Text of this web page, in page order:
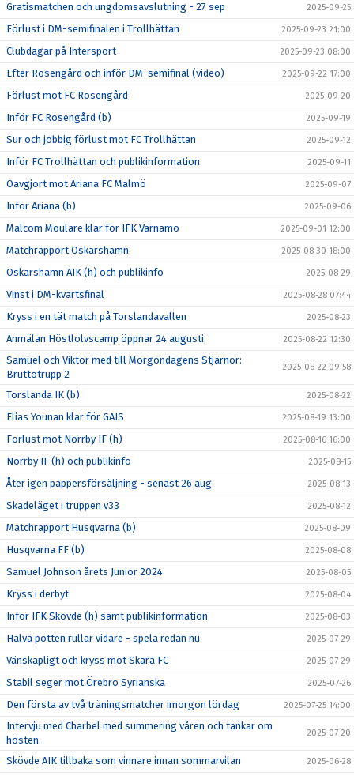
Gratismatchen och ungdomsavslutning - 27 sep 2025-09-25
Förlust i DM-semifinalen i Trollhättan 2025-09-23 21:00
Clubdagar på Intersport 2025-09-23 08:00
Efter Rosengård och inför DM-semifinal (video) 2025-09-22 17:00
Förlust mot FC Rosengård 2025-09-20
Inför FC Rosengård (b) 2025-09-19
Sur och jobbig förlust mot FC Trollhättan 2025-09-12
Inför FC Trollhättan och publikinformation 2025-09-11
Oavgjort mot Ariana FC Malmö 2025-09-07
Inför Ariana (b) 2025-09-06
Malcom Moulare klar för IFK Värnamo 2025-09-01 12:00
Matchrapport Oskarshamn 2025-08-30 18:00
Oskarshamn AIK (h) och publikinfo 2025-08-29
Vinst i DM-kvartsfinal 2025-08-28 07:44
Kryss i en tät match på Torslandavallen 2025-08-23
Anmälan Höstlolvscamp öppnar 24 augusti 2025-08-22 12:30
Samuel och Viktor med till Morgondagens Stjärnor:
Bruttotrupp 2
2025-08-22 09:58
Torslanda IK (b) 2025-08-22
Elias Younan klar för GAIS 2025-08-19 13:00
Förlust mot Norrby IF (h) 2025-08-16 16:00
Norrby IF (h) och publikinfo 2025-08-15
Åter igen pappersförsäljning - senast 26 aug 2025-08-13
Skadeläget i truppen v33 2025-08-12
Matchrapport Husqvarna (b) 2025-08-09
Husqvarna FF (b) 2025-08-08
Samuel Johnson årets Junior 2024 2025-08-05
Kryss i derbyt 2025-08-04
Inför IFK Skövde (h) samt publikinformation 2025-08-03
Halva potten rullar vidare - spela redan nu 2025-07-29
Vänskapligt och kryss mot Skara FC 2025-07-29
Stabil seger mot Örebro Syrianska 2025-07-26
Den första av två träningsmatcher imorgon lördag 2025-07-25 14:00
Intervju med Charbel med summering våren och tankar om
hösten.
2025-07-20
Skövde AIK tillbaka som vinnare innan sommarvilan 2025-06-28